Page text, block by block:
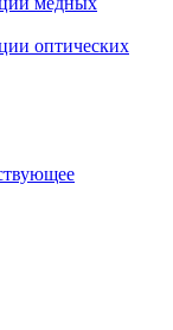
оптических